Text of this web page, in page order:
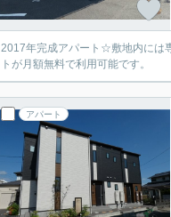
2017年完成アパート☆敷地内には
トが月額無料で利用可能です。
アパート